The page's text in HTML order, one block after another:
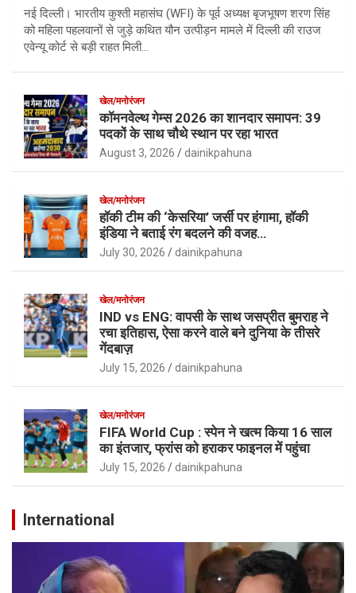
नई दिल्ली। भारतीय कुश्ती महासंघ (WFI) के पूर्व अध्यक्ष बृजभूषण शरण सिंह
को महिला पहलवानों से जुड़े कथित यौन उत्पीड़न मामले में दिल्ली की राउज
एवेन्यू कोर्ट से बड़ी राहत मिली…
खेल/मनोरंजन
कॉमनवेल्थ गेम्स 2026 का शानदार समापन: 39
पदकों के साथ चौथे स्थान पर रहा भारत
August 3, 2026 dainikpahuna
खेल/मनोरंजन
हॉकी टीम की ‘केसरिया’ जर्सी पर हंगामा, हॉकी
इंडिया ने बताई रंग बदलने की वजह…
July 30, 2026 dainikpahuna
खेल/मनोरंजन
IND vs ENG: वापसी के साथ जसप्रीत बुमराह ने
रचा इतिहास, ऐसा करने वाले बने दुनिया के तीसरे
गेंदबाज़
July 15, 2026 dainikpahuna
खेल/मनोरंजन
FIFA World Cup : स्पेन ने खत्म किया 16 साल
का इंतजार, फ्रांस को हराकर फाइनल में पहुंचा
July 15, 2026 dainikpahuna
International